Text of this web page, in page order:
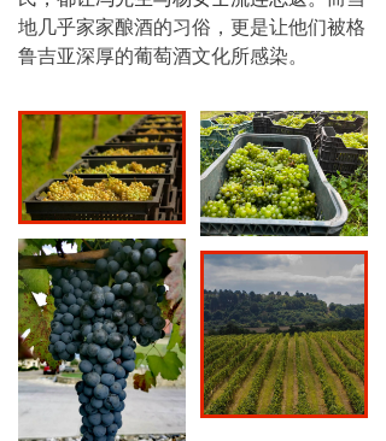
地几乎家家酿酒的习俗，更是让他们被格
鲁吉亚深厚的葡萄酒文化所感染。